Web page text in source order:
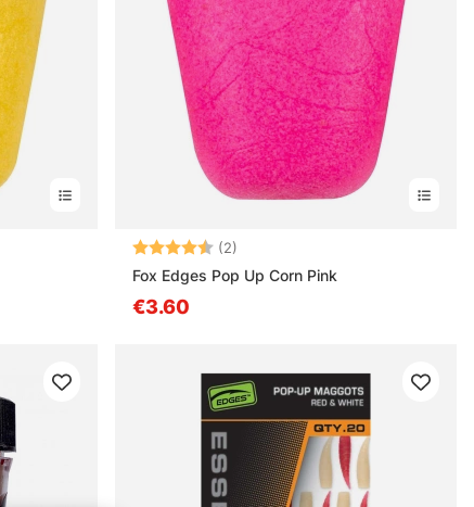
Arvio: (2)
Fox Edges Pop Up Corn Pink
€3.60